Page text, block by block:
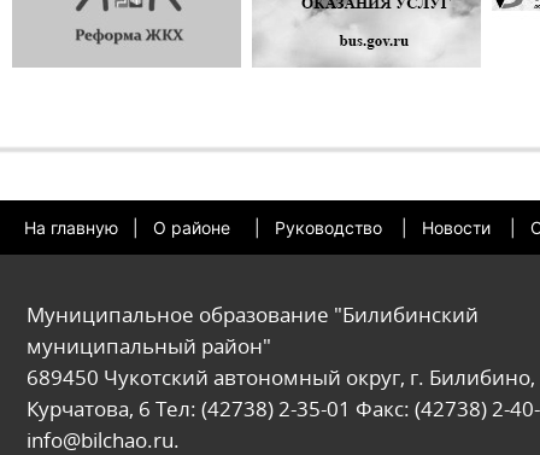
На главную О районе Руководство Новости
Муниципальное образование "Билибинский
муниципальный район"
689450 Чукотский автономный округ, г. Билибино,
Курчатова, 6 Тел: (42738) 2-35-01 Факс: (42738) 2-
info@bilchao.ru.